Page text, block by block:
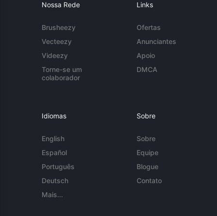
Nossa Rede
Brusheezy
Vecteezy
Videezy
Torne-se um
colaborador
Links
Ofertas
Anunciantes
Apoio
DMCA
Idiomas
English
Español
Português
Deutsch
Mais...
Sobre
Sobre
Equipe
Blogue
Contato